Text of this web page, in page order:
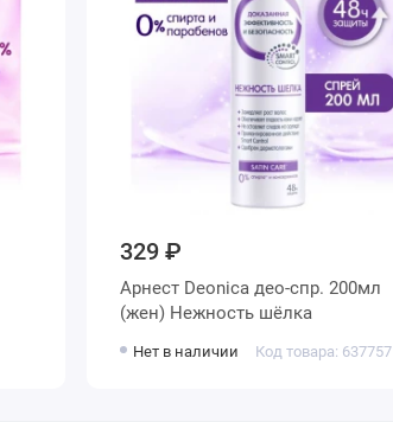
329 ₽
Арнест Deonica део-спр. 200мл
(жен) Нежность шёлка
Нет в наличии Код товара: 637757